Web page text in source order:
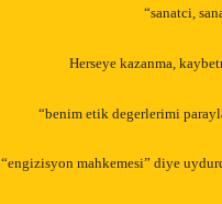
“sanatci,
Herseye kazanma,
“benim etik degerlerimi
“engizisyon mahkemesi” diye